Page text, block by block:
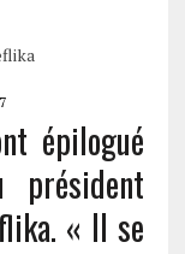
épilogué
« Il se